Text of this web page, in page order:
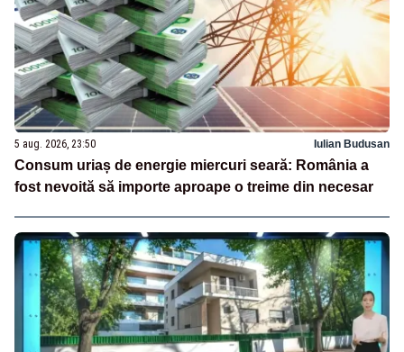
5 aug. 2026, 23:50 Iulian Budusan
Consum uriaș de energie miercuri seară: România a
fost nevoită să importe aproape o treime din necesar